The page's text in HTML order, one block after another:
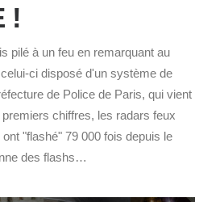
!
pilé à un feu en remarquant au
ci disposé d'un système de
de Police de Paris, qui vient
chiffres, les radars feux
"flashé" 79 000 fois depuis le
des flashs…